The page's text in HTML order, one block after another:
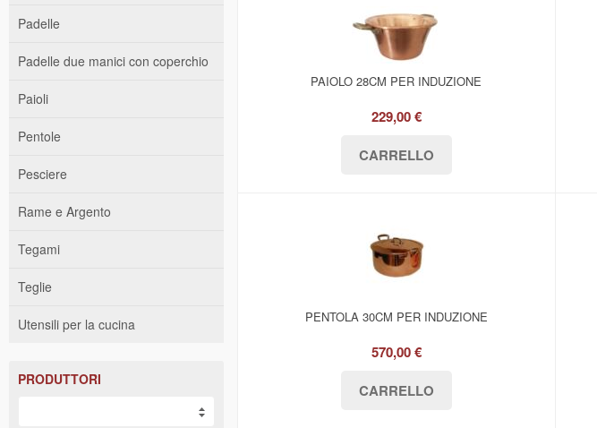
Padelle
Padelle due manici con coperchio
Paioli
Pentole
Pesciere
Rame e Argento
Tegami
Teglie
Utensili per la cucina
PRODUTTORI
PAIOLO 28CM PER INDUZIONE
229,00 €
PENTOLA 30CM PER INDUZIONE
570,00 €